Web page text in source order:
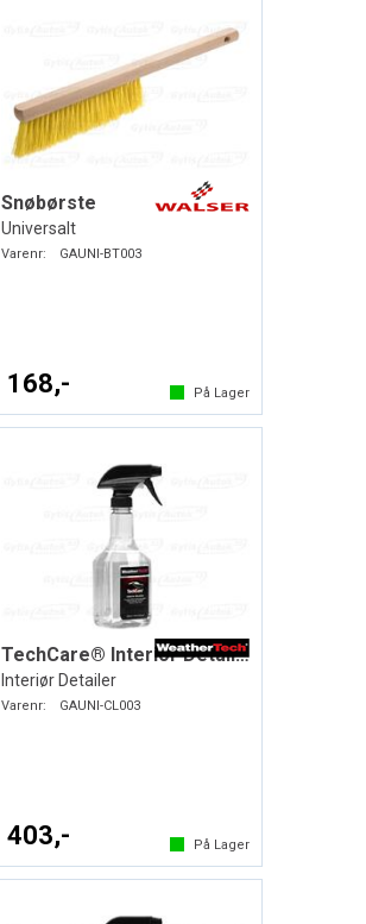
Snøbørste
Universalt
Varenr: GAUNI-BT003
168,- På Lager
TechCare® Interior Detailer
Interiør Detailer
Varenr: GAUNI-CL003
403,- På Lager